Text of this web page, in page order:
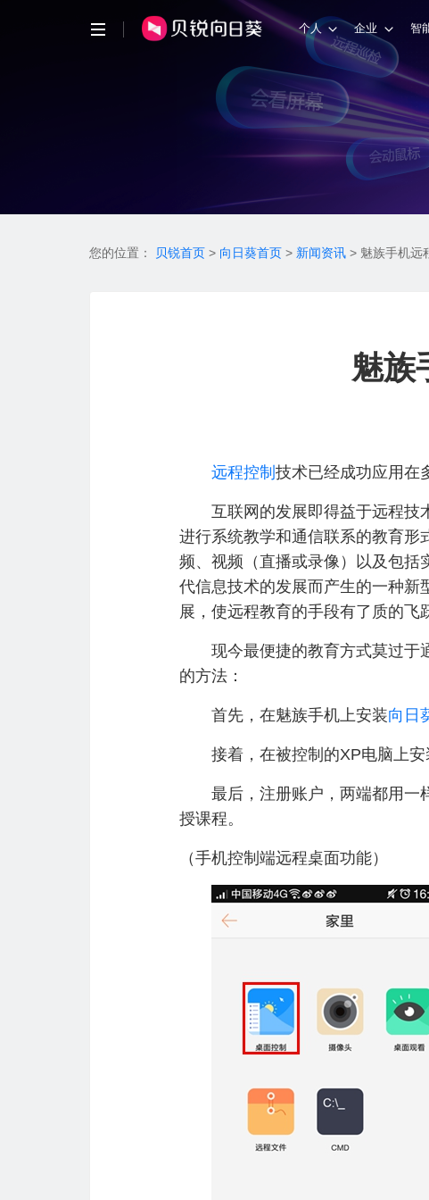
个人 企业 智
您的位置： 贝锐首页 > 向日葵首页 > 新闻资讯 > 魅族手机远
魅族
远程控制 技术已经成功应用在
互联网的发展即得益于远程技术
进行系统教学和通信联系的教育形
频、视频（直播或录像）以及包括
代信息技术的发展而产生的一种新
展，使远程教育的手段有了质的飞
现今最便捷的教育方式莫过于通
的方法：
首先，在魅族手机上安装向日
接着，在被控制的XP电脑上安
最后，注册账户，两端都用一样
授课程。
（手机控制端远程桌面功能）